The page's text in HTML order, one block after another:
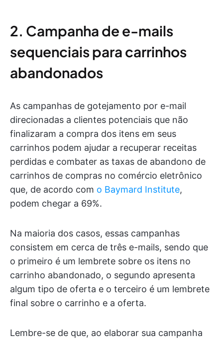
2. Campanha de e-mails
sequenciais para carrinhos
abandonados
As campanhas de gotejamento por e-mail
direcionadas a clientes potenciais que não
finalizaram a compra dos itens em seus
carrinhos podem ajudar a recuperar receitas
perdidas e combater as taxas de abandono de
carrinhos de compras no comércio eletrônico
que, de acordo com o Baymard Institute,
podem chegar a 69%.
Na maioria dos casos, essas campanhas
consistem em cerca de três e-mails, sendo que
o primeiro é um lembrete sobre os itens no
carrinho abandonado, o segundo apresenta
algum tipo de oferta e o terceiro é um lembrete
final sobre o carrinho e a oferta.
Lembre-se de que, ao elaborar sua campanha